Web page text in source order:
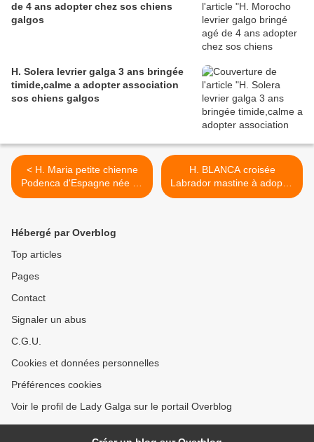
de 4 ans adopter chez sos chiens
galgos
H. Solera levrier galga 3 ans bringée
timide,calme a adopter association
sos chiens galgos
< H. Maria petite chienne
Podenca d'Espagne née en
janvier 2015 à adopter chez
H. BLANCA croisée
Labrador mastine à adopter
à l association sos chiens
Hébergé par Overblog
Top articles
Pages
Contact
Signaler un abus
C.G.U.
Cookies et données personnelles
Préférences cookies
Voir le profil de Lady Galga sur le portail Overblog